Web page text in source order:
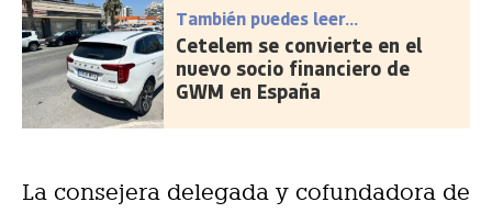
También puedes leer...
Cetelem se convierte en el
nuevo socio financiero de
GWM en España
La consejera delegada y cofundadora de